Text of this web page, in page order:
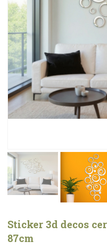
Sticker 3d decos
87cm